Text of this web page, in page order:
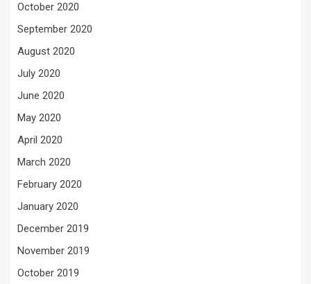
October 2020
September 2020
August 2020
July 2020
June 2020
May 2020
April 2020
March 2020
February 2020
January 2020
December 2019
November 2019
October 2019